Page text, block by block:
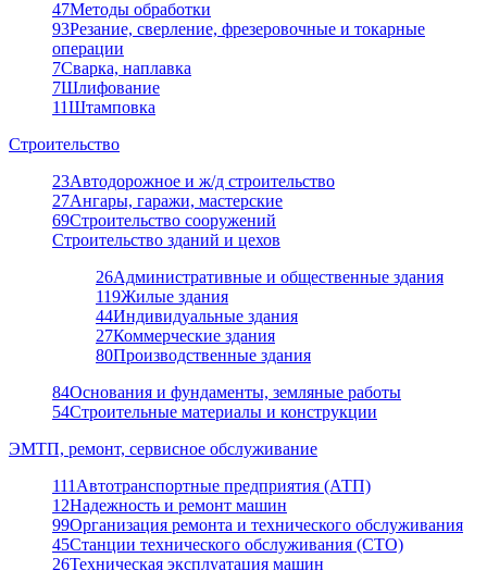
47Методы обработки
93Резание, сверление, фрезеровочные и токарные
операции
7Сварка, наплавка
7Шлифование
11Штамповка
Строительство
23Автодорожное и ж/д строительство
27Ангары, гаражи, мастерские
69Строительство сооружений
Строительство зданий и цехов
26Административные и общественные здания
119Жилые здания
44Индивидуальные здания
27Коммерческие здания
80Производственные здания
84Основания и фундаменты, земляные работы
54Строительные материалы и конструкции
ЭМТП, ремонт, сервисное обслуживание
111 Автотранспортные предприятия (АТП)
12Надежность и ремонт машин
99Организация ремонта и технического обслуживания
45Станции технического обслуживания (СТО)
26Техническая эксплуатация машин